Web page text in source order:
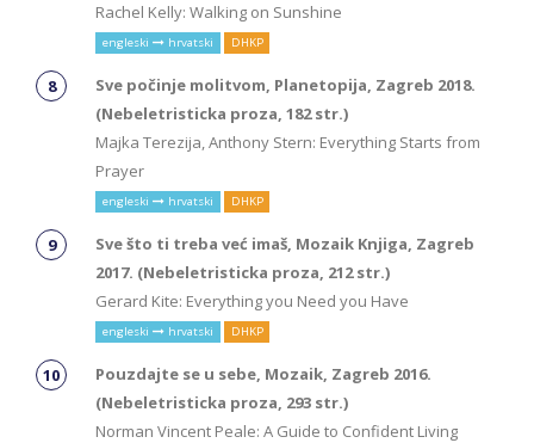
Rachel Kelly: Walking on Sunshine
engleski hrvatski DHKP
Sve počinje molitvom, Planetopija, Zagreb 2018.
(Nebeletristicka proza, 182 str.)
Majka Terezija, Anthony Stern: Everything Starts from
Prayer
engleski hrvatski DHKP
Sve što ti treba već imaš, Mozaik Knjiga, Zagreb
2017. (Nebeletristicka proza, 212 str.)
Gerard Kite: Everything you Need you Have
engleski hrvatski DHKP
Pouzdajte se u sebe, Mozaik, Zagreb 2016.
(Nebeletristicka proza, 293 str.)
Norman Vincent Peale: A Guide to Confident Living